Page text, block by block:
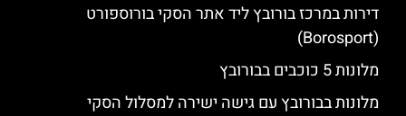
דירות במרכז בורובץ ליד אתר הסקי בורוספורט
(Borosport)
מלונות 5 כוכבים בבורובץ
מלונות בבורובץ עם גישה ישירה למסלול הסקי